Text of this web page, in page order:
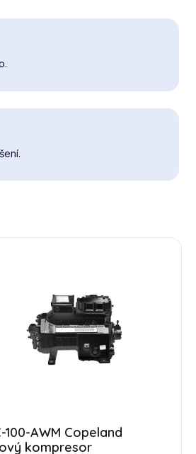
100-AWM Copeland
kompresor